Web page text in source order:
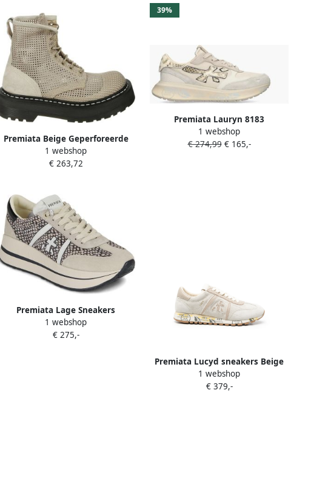
Premiata Beige Geperforeerde
Suède Laars met Rubberen Zool
1 webshop
€ 263,72
39%
Premiata Lauryn 8183
1 webshop
€ 274,99€ 165,-
Premiata Lage Sneakers
BETHCOIN
1 webshop
€ 275,-
Premiata Lucyd sneakers Beige
1 webshop
€ 379,-